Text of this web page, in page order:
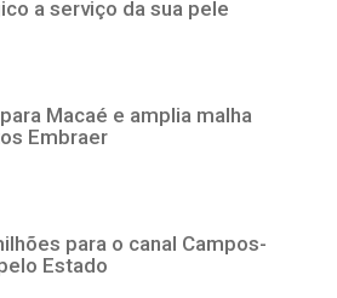
a serviço da sua pele
Macaé e amplia malha
Embraer
para o canal Campos-
Estado